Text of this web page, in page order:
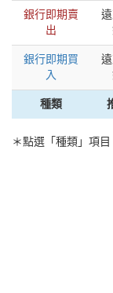
銀行即期賣
出
銀行即期買
入
種類
＊點選「種類」項